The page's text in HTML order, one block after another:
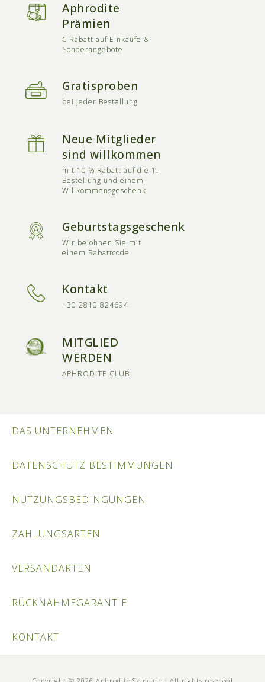
Aphrodite
Prämien
€ Rabatt auf Einkäufe &
Sonderangebote
Gratisproben
bei jeder Bestellung
Neue Mitglieder
sind willkommen
mit 10 % Rabatt auf die 1.
Bestellung und einem
Willkommensgeschenk
Geburtstagsgeschenk
Wir belohnen Sie mit
einem Rabattcode
Kontakt
+30 2810 824694
MITGLIED
WERDEN
APHRODITE CLUB
DAS UNTERNEHMEN
DATENSCHUTZ BESTIMMUNGEN
NUTZUNGSBEDINGUNGEN
ZAHLUNGSARTEN
VERSANDARTEN
RÜCKNAHMEGARANTIE
KONTAKT